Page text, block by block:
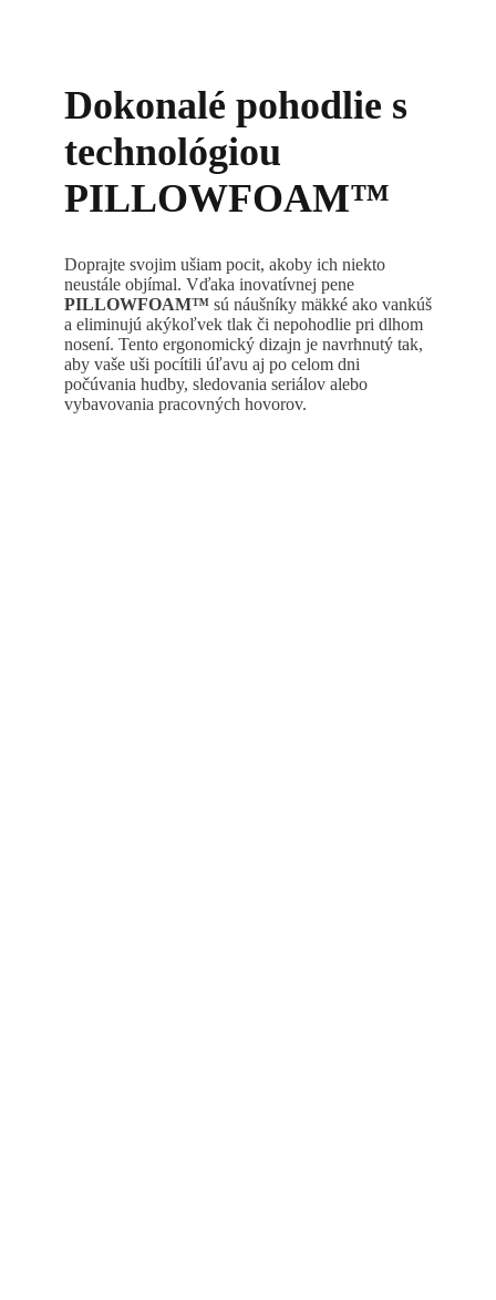
Dokonalé pohodlie s
technológiou
PILLOWFOAM™
Doprajte svojim ušiam pocit, akoby ich niekto
neustále objímal. Vďaka inovatívnej pene
PILLOWFOAM™ sú náušníky mäkké ako vankúš
a eliminujú akýkoľvek tlak či nepohodlie pri dlhom
nosení. Tento ergonomický dizajn je navrhnutý tak,
aby vaše uši pocítili úľavu aj po celom dni
počúvania hudby, sledovania seriálov alebo
vybavovania pracovných hovorov.